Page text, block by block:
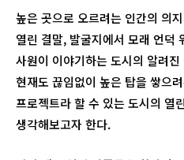
높은 곳으로 오르려는 인간의 의
열린 결말, 발굴지에서 모래 언덕
사원이 이야기하는 도시의 알려
현재도 끊임없이 높은 탑을 쌓으
프로젝트라 할 수 있는 도시의 열
생각해보고자 한다.